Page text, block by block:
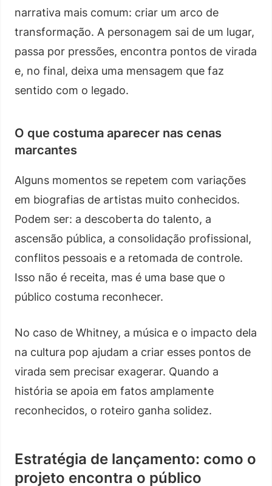
narrativa mais comum: criar um arco de
transformação. A personagem sai de um lugar,
passa por pressões, encontra pontos de virada
e, no final, deixa uma mensagem que faz
sentido com o legado.
O que costuma aparecer nas cenas
marcantes
Alguns momentos se repetem com variações
em biografias de artistas muito conhecidos.
Podem ser: a descoberta do talento, a
ascensão pública, a consolidação profissional,
conflitos pessoais e a retomada de controle.
Isso não é receita, mas é uma base que o
público costuma reconhecer.
No caso de Whitney, a música e o impacto dela
na cultura pop ajudam a criar esses pontos de
virada sem precisar exagerar. Quando a
história se apoia em fatos amplamente
reconhecidos, o roteiro ganha solidez.
Estratégia de lançamento: como o
projeto encontra o público